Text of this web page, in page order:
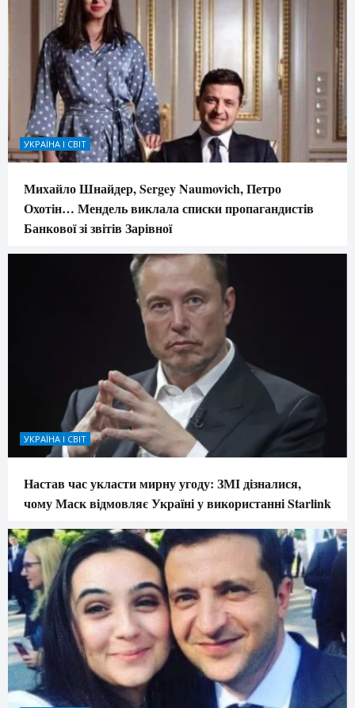
УКРАЇНА І СВІТ
Михайло Шнайдер, Sergey Naumovich, Петро
Охотін… Мендель виклала списки пропагандистів
Банкової зі звітів Зарівної
УКРАЇНА І СВІТ
Настав час укласти мирну угоду: ЗМІ дізналися,
чому Маск відмовляє Україні у використанні Starlink